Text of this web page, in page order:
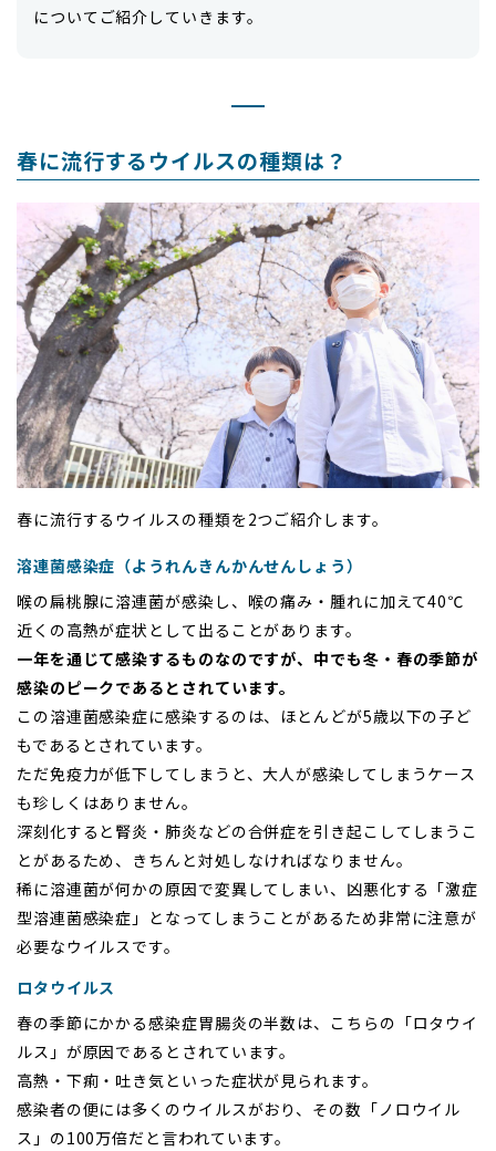
についてご紹介していきます。
春に流行するウイルスの種類は？
春に流行するウイルスの種類を2つご紹介します。
溶連菌感染症（ようれんきんかんせんしょう）
喉の扁桃腺に溶連菌が感染し、喉の痛み・腫れに加えて40℃
近くの高熱が症状として出ることがあります。
一年を通じて感染するものなのですが、中でも冬・春の季節が
感染のピークであるとされています。
この溶連菌感染症に感染するのは、ほとんどが5歳以下の子ど
もであるとされています。
ただ免疫力が低下してしまうと、大人が感染してしまうケース
も珍しくはありません。
深刻化すると腎炎・肺炎などの合併症を引き起こしてしまうこ
とがあるため、きちんと対処しなければなりません。
稀に溶連菌が何かの原因で変異してしまい、凶悪化する「激症
型溶連菌感染症」となってしまうことがあるため非常に注意が
必要なウイルスです。
ロタウイルス
春の季節にかかる感染症胃腸炎の半数は、こちらの「ロタウイ
ルス」が原因であるとされています。
高熱・下痢・吐き気といった症状が見られます。
感染者の便には多くのウイルスがおり、その数「ノロウイル
ス」の100万倍だと言われています。